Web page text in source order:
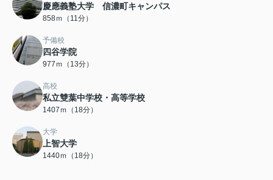
慶應義塾大学 信濃町キャンパス
858ｍ（11分）
予備校
四谷学院
977ｍ（13分）
高校
私立雙葉中学校・高等学校
1407ｍ（18分）
大学
上智大学
1440ｍ（18分）